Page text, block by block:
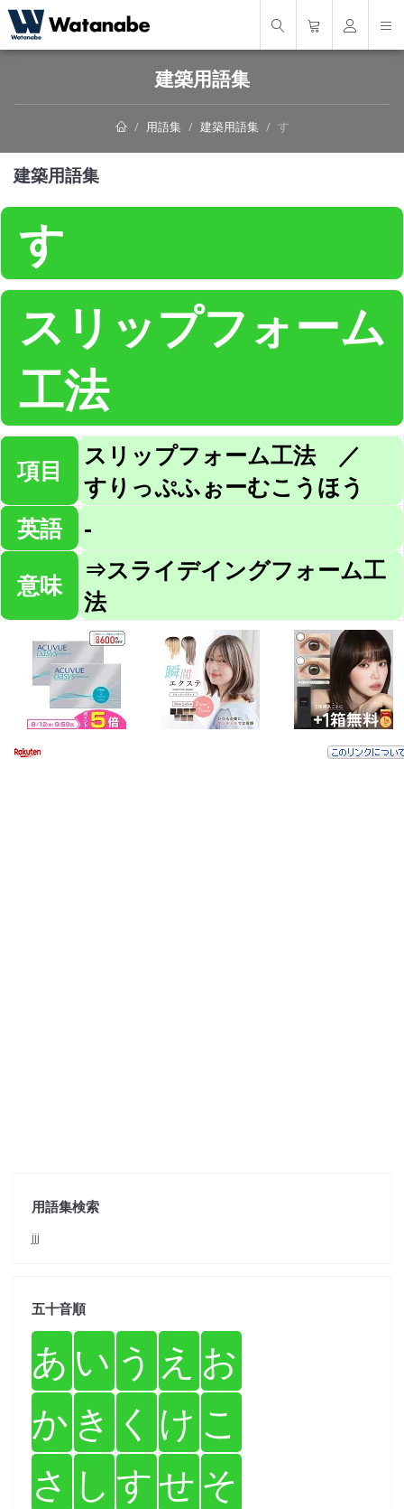
建築用語集
用語集 建築用語集 す
建築用語集
す
スリップフォーム
工法
項目
スリップフォーム工法 ／
すりっぷふぉーむこうほう
英語
-
意味
⇒スライデイングフォーム工
法
用語集検索
jjj
五十音順
あ い う え お
か き く け こ
さ し すせ そ